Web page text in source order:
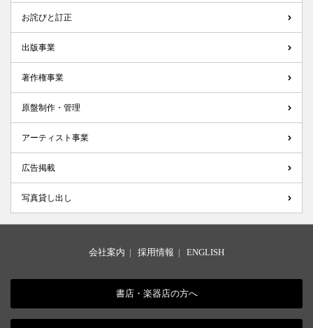
お詫びと訂正
出版事業
著作権事業
原盤制作・管理
アーティスト事業
広告掲載
写真貸し出し
会社案内 | 採用情報 | ENGLISH
書店・楽器店の方へ